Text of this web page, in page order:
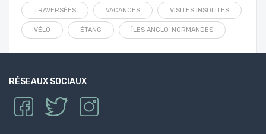
TRAVERSÉES VACANCES VISITES INSOLITES
VÉLO ÉTANG ÎLES ANGLO-NORMANDES
RÉSEAUX SOCIAUX